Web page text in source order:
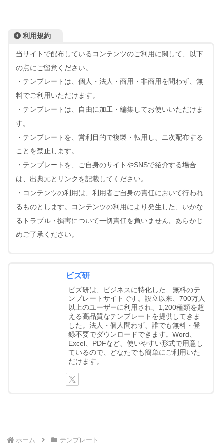
利用規約
当サイトで配布しているコンテンツのご利用に関して、以下
の点にご留意ください。
・テンプレートは、個人・法人・商用・非商用を問わず、無
料でご利用いただけます。
・テンプレートは、自由に加工・編集してお使いいただけま
す。
・テンプレートを、営利目的で複製・転用し、二次配布する
ことを禁止します。
・テンプレートを、ご自身のサイトやSNSで紹介する場合
は、出典元とリンクを記載してください。
・コンテンツの利用は、利用者ご自身の責任において行われ
るものとします。コンテンツの利用により発生した、いかな
るトラブル・損害について一切責任を負いません。あらかじ
めご了承ください。
ビズ研
ビズ研は、ビジネスに特化した、無料のテ
ンプレートサイトです。設立以来、700万人
以上のユーザーに利用され、1,200種類を超
える高品質なテンプレートを提供してきま
した。法人・個人問わず、誰でも無料・登
録不要でダウンロードできます。Word、
Excel、PDFなど、使いやすい形式で用意し
ているので、どなたでも簡単にご利用いた
だけます。
ホーム テンプレート